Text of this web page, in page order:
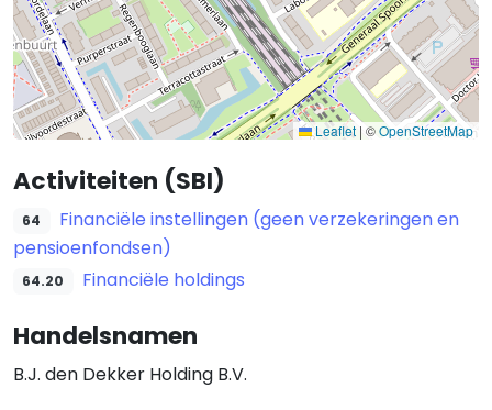
Leaflet | ©OpenStreetMap
Activiteiten (SBI)
64
Financiële instellingen (geen verzekeringen en
pensioenfondsen)
64.20 Financiële holdings
Handelsnamen
B.J. den Dekker Holding B.V.